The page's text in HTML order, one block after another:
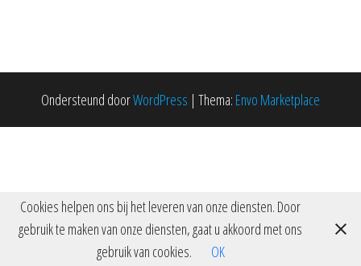
Ondersteund doorWordPress | Thema: Envo Marketplace
Cookies helpen ons bij het leveren van onze diensten. Door
gebruik te maken van onze diensten, gaat u akkoord met ons
gebruik van cookies.
OK